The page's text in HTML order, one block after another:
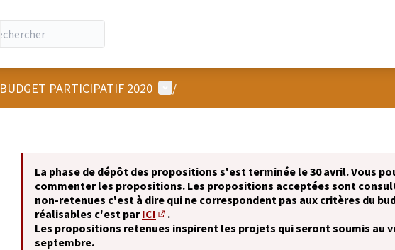
BUDGET PARTICIPATIF 2020 Menu utilisateur
/
La phase de dépôt des propositions s'est terminée le 30 avril. Vous
commenter les propositions. Les propositions acceptées sont
non-retenues c'est à dire qui ne correspondent pas aux critères du
réalisables c'est parICI
(S'ouvre dans un nouvel onglet)
.
Les propositions retenues inspirent les projets qui seront soumis au
septembre.